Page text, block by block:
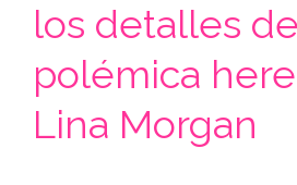
los detalles
polémica
Lina Morgan